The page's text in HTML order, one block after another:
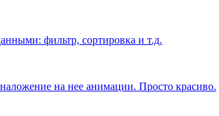
фильтр, сортировка и т.д.
на нее анимации. Просто красиво.